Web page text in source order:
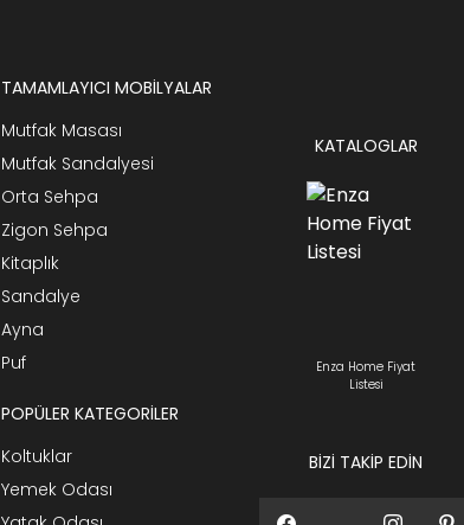
TAMAMLAYICI MOBİLYALAR
Mutfak Masası
Mutfak Sandalyesi
Orta Sehpa
Zigon Sehpa
Kitaplık
Sandalye
Ayna
Puf
POPÜLER KATEGORİLER
Koltuklar
Yemek Odası
KATALOGLAR
Enza Home Fiyat
Listesi
BİZİ TAKİP EDİN